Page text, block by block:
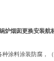
炉烟囱更换安装航
涂料涂装防腐，